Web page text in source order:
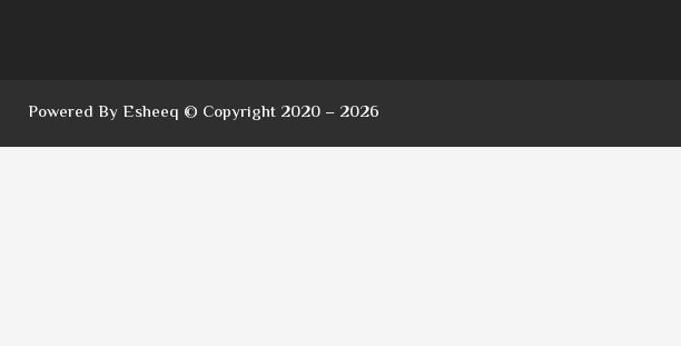
Powered By Esheeq © Copyright 2020 – 2026